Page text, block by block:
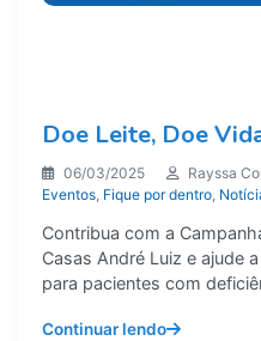
Doe Leite, Doe
06/03/2025 Rayssa
Eventos, Fique por dentro,
Contribua com a
Casas André Luiz e ajude
para pacientes com
Continuar lendo